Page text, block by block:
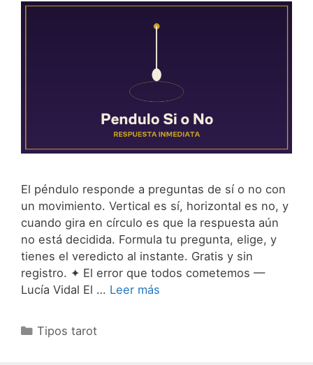
El péndulo responde a preguntas de sí o no con
un movimiento. Vertical es sí, horizontal es no, y
cuando gira en círculo es que la respuesta aún
no está decidida. Formula tu pregunta, elige, y
tienes el veredicto al instante. Gratis y sin
registro. ✦ El error que todos cometemos —
Lucía Vidal El … Leer más
Categorías
Tipos tarot